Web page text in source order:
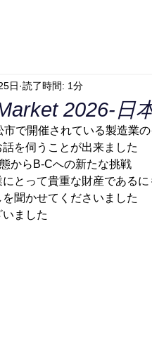
2026-
日 読了時間: 1分
で開催されている製造業
を伺うことが出来ました
からB-Cへの新たな挑戦
とって貴重な財産である
聞かせてくださいました
ました